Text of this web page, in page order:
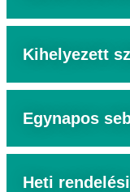
Kihelyezett
Egynapos
Heti